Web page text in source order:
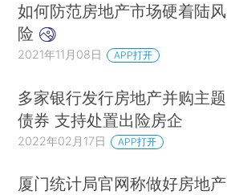
如何防范房地产市场硬着陆风
险
2021年11月08日 APP打开
多家银行发行房地产并购主题
债券 支持处置出险房企
2022年02月17日 APP打开
厦门统计局官网称做好房地产